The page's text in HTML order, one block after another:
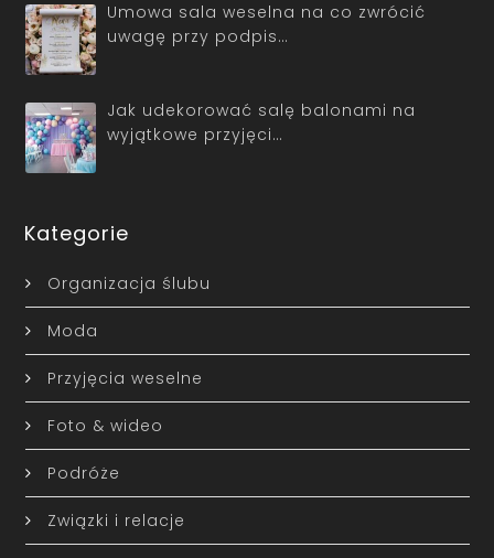
Umowa sala weselna na co zwrócić
uwagę przy podpis…
Jak udekorować salę balonami na
wyjątkowe przyjęci…
Kategorie
Organizacja ślubu
Moda
Przyjęcia weselne
Foto & wideo
Podróże
Związki i relacje